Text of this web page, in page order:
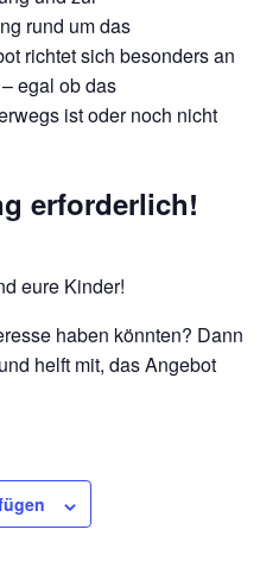
rund um das
richtet sich besonders an
egal ob das
ist oder noch nicht
erforderlich!
eure Kinder!
haben könnten? Dann
helft mit, das Angebot